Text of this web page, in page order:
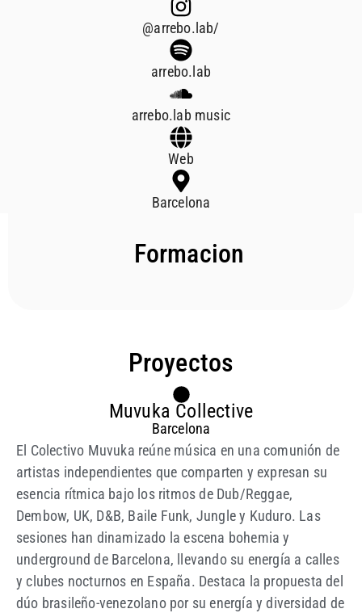
@arrebo.lab/
arrebo.lab
arrebo.lab music
Web
Barcelona
Formacion
Proyectos
Muvuka Collective
Barcelona
El Colectivo Muvuka reúne música en una comunión de
artistas independientes que comparten y expresan su
esencia rítmica bajo los ritmos de Dub/Reggae,
Dembow, UK, D&B, Baile Funk, Jungle y Kuduro. Las
sesiones han dinamizado la escena bohemia y
underground de Barcelona, llevando su energía a calles
y clubes nocturnos en España. Destaca la propuesta del
dúo brasileño-venezolano por su energía y diversidad de